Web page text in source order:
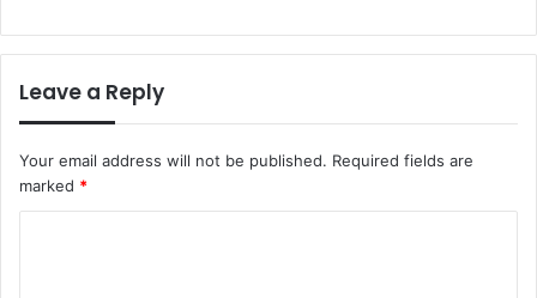
Leave a Reply
Your email address will not be published. Required fields are
marked *